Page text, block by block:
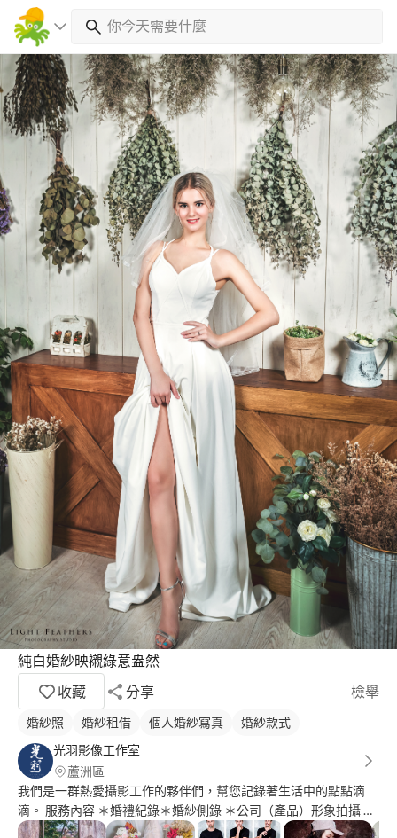
純白婚紗映襯綠意盎然
收藏
分享 檢舉
婚紗照 婚紗租借 個人婚紗寫真
婚紗款式
光羽影像工作室
蘆洲區
我們是一群熱愛攝影工作的夥伴們，幫您記錄著生活中的點點滴
滴。 服務內容 ＊婚禮紀錄＊婚紗側錄 ＊公司（產品）形象拍攝 網
拍 商攝 ＊各種公司行號學校宴客活動記錄 作品參考：